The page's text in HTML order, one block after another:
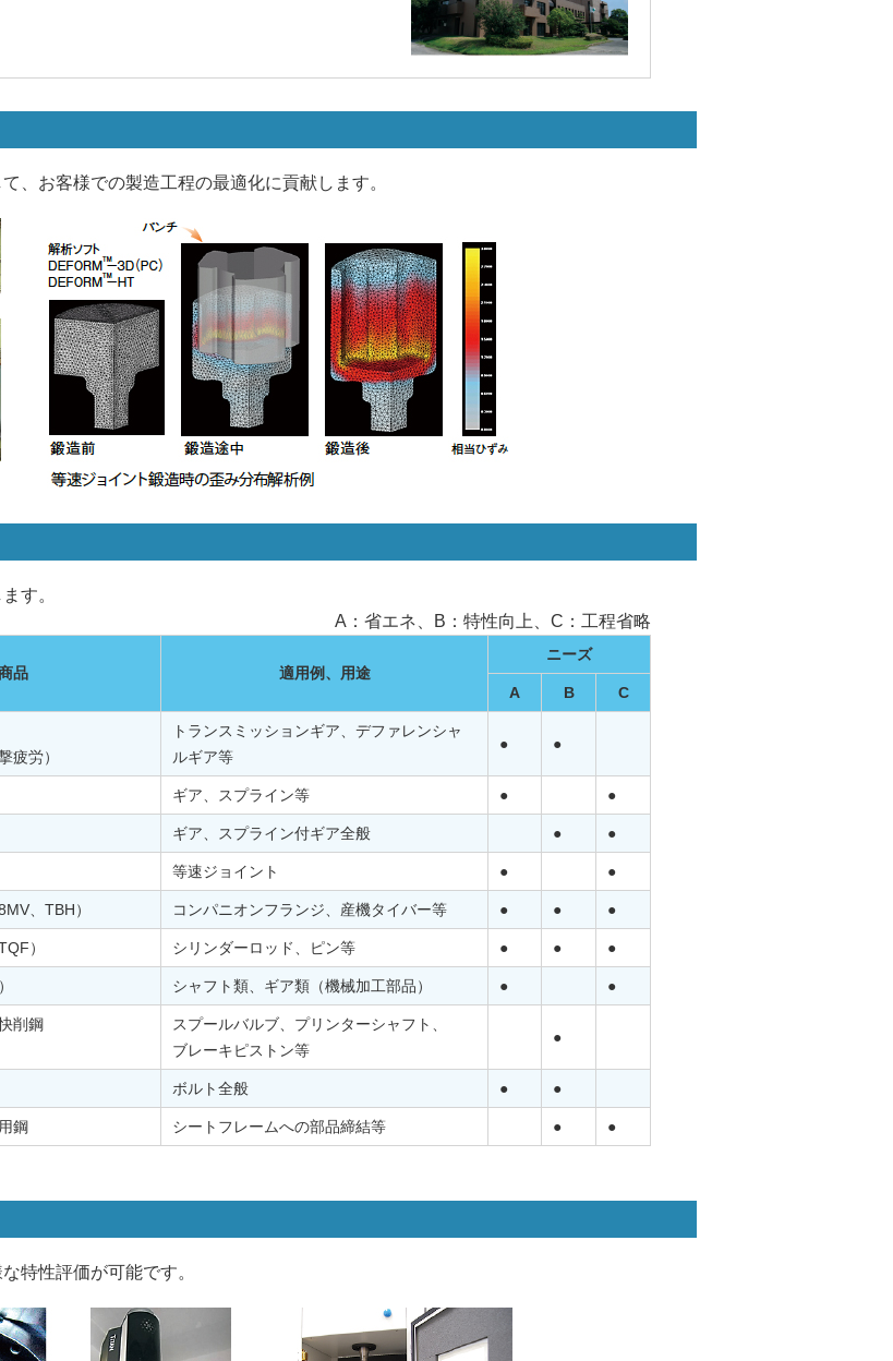
、お客様での製造工程の最適化に貢献します。
す。
A：省エネ、B：特性向上、C：工程省略
品 適用例、用途
ニーズ
A B C
疲労）
トランスミッションギア、デファレンシャ
ルギア等
● ●
ギア、スプライン等 ● ●
ギア、スプライン付ギア全般 ● ●
等速ジョイント ● ●
、TBH） コンパニオンフランジ、産機タイバー等 ● ● ●
） シリンダーロッド、ピン等 ● ● ●
シャフト類、ギア類（機械加工部品） ● ●
削鋼
スプールバルブ、プリンターシャフト、
ブレーキピストン等
●
ボルト全般 ● ●
鋼 シートフレームへの部品締結等 ● ●
特性評価が可能です。